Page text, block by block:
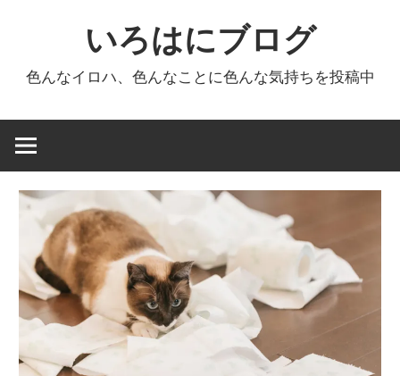
ツ
ス
いろはにブログ
色んなイロハ、色んなことに色んな気持ちを投稿中